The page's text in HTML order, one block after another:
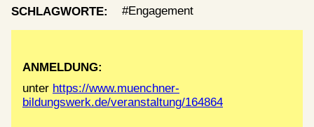
SCHLAGWORTE: Engagement
ANMELDUNG:
unter https://www.muenchner-
bildungswerk.de/veranstaltung/164864